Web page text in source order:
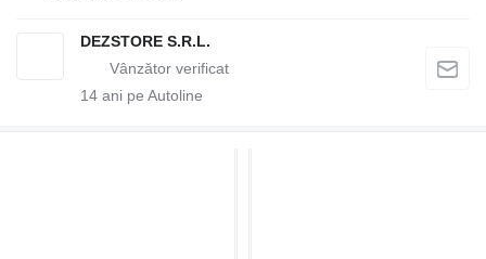
DEZSTORE S.R.L.
14 ani pe Autoline